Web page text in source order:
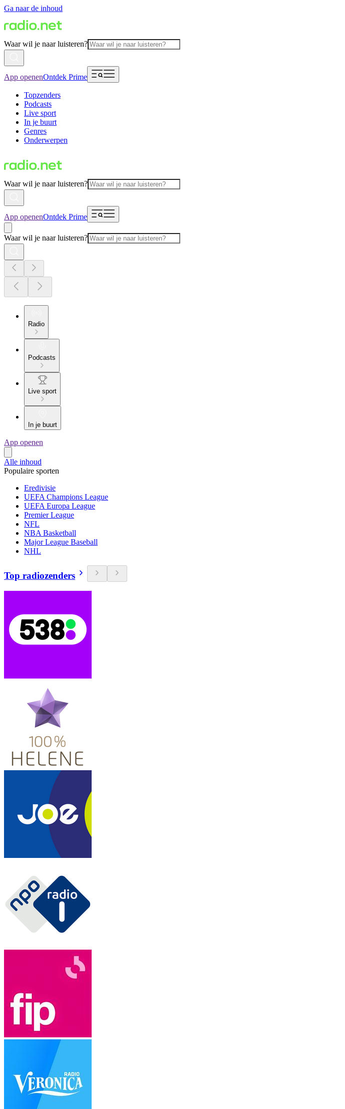
Ga naar de inhoud
Waar wil je naar luisteren?
App openenOntdek Prime
Topzenders
Podcasts
Live sport
In je buurt
Genres
Onderwerpen
Waar wil je naar luisteren?
App openenOntdek Prime
Waar wil je naar luisteren?
Radio
Podcasts
Live sport
In je buurt
App openen
Alle inhoud
Populaire sporten
Eredivisie
UEFA Champions League
UEFA Europa League
Premier League
NFL
NBA Basketball
Major League Baseball
NHL
Top radiozenders